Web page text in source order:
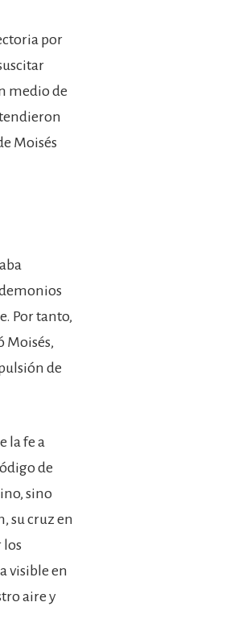
por
medio de
Moisés
Por tanto,
Moisés,
de
la fe a
de
sino
su cruz en
los
visible en
aire y